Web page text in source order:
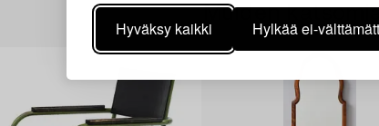
Hyväksy kaikki Hylkää ei-
Muiden